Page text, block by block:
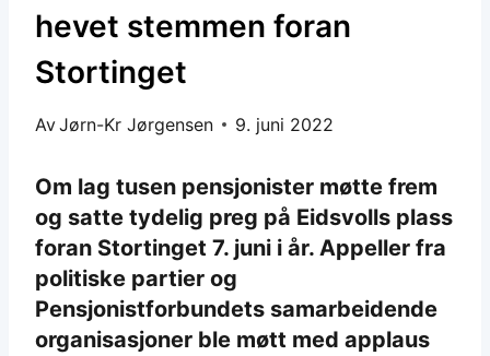
hevet stemmen foran
Stortinget
AvJørn-Kr Jørgensen 9. juni 2022
Om lag tusen pensjonister møtte frem
og satte tydelig preg på Eidsvolls plass
foran Stortinget 7. juni i år. Appeller fra
politiske partier og
Pensjonistforbundets samarbeidende
organisasjoner ble møtt med applaus